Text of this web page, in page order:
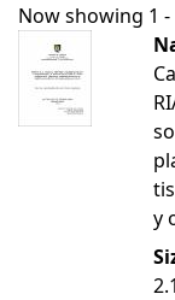
Now showing 1
y